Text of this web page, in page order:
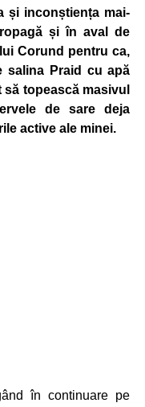
și inconștiența mai-
și în aval de
Corund pentru ca,
salina Praid cu apă
topească masivul
de sare deja
active ale minei.
în continuare pe